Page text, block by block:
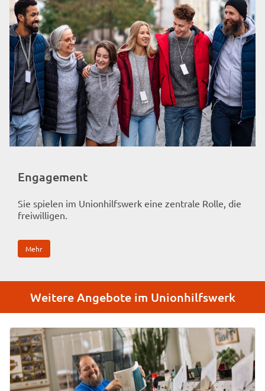
" />
Engagement
Sie spielen im Unionhilfswerk eine zentrale Rolle, die
freiwilligen.
Mehr
Weitere Angebote im Unionhilfswerk